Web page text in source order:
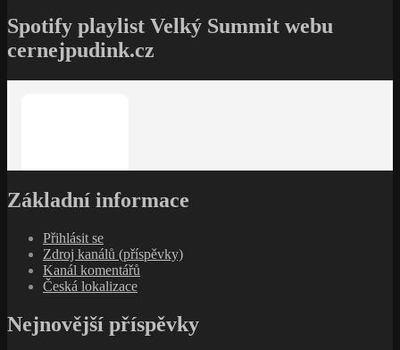
Spotify playlist Velký Summit webu
cernejpudink.cz
Základní informace
Přihlásit se
Zdroj kanálů (příspěvky)
Kanál komentářů
Česká lokalizace
Nejnovější příspěvky